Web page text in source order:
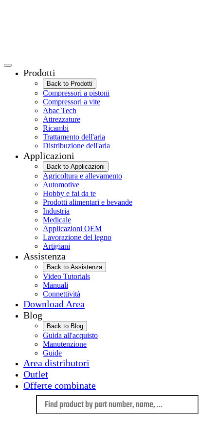
Prodotti
Back to Prodotti
Compressori a pistoni
Compressori a vite
Abac Tech
Attrezzature
Ricambi
Trattamento dell'aria
Distribuzione dell'aria
Applicazioni
Back to Applicazioni
Agricoltura e allevamento
Automotive
Hobby e fai da te
Prodotti alimentari e bevande
Industria
Medicale
Applicazioni OEM
Lavorazione del legno
Artigiani
Assistenza
Back to Assistenza
Video Tutorials
Manuali
Connettività
Download Area
Blog
Back to Blog
Guida all'acquisto
Manutenzione
Guide
Area distributori
Outlet
Offerte combinate